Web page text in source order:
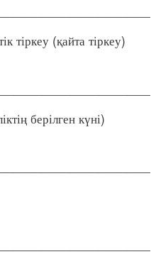
тіркеу (қайта тіркеу)
берілген күні)